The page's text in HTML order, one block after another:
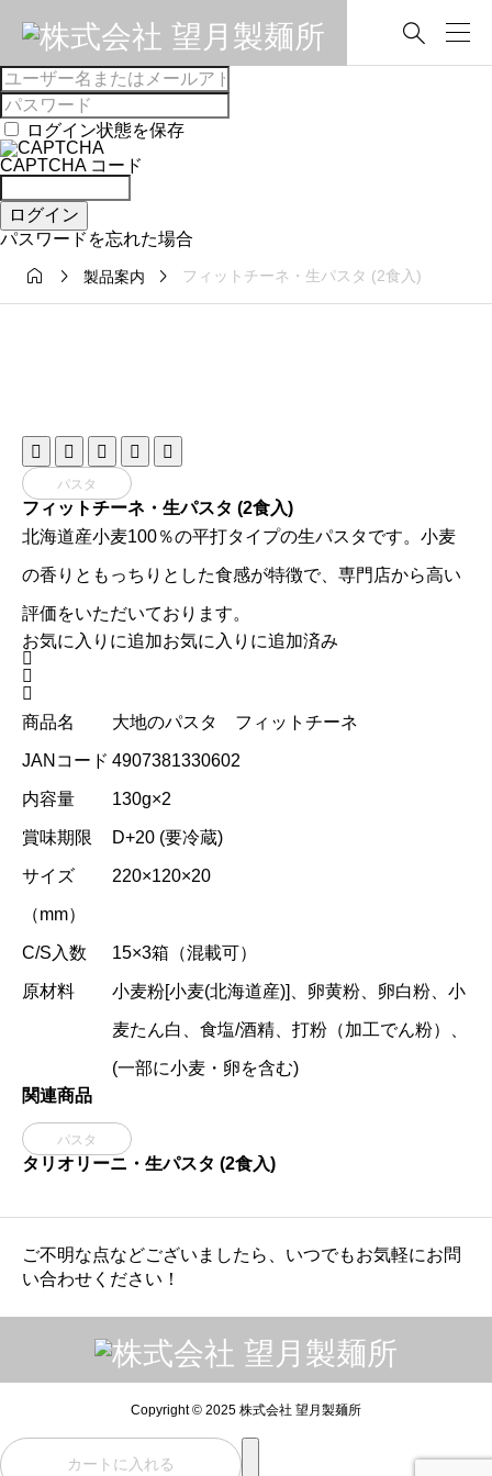

ログイン状態を保存
CAPTCHA コード
ログイン
パスワードを忘れた場合
  製品案内  フィットチーネ・生パスタ (2食入)
    
パスタ
フィットチーネ・生パスタ (2食入)
北海道産小麦100％の平打タイプの生パスタです。小麦
の香りともっちりとした食感が特徴で、専門店から高い
評価をいただいております。
お気に入りに追加お気に入りに追加済み



商品名
大地のパスタ フィットチーネ
JANコード 4907381330602
内容量 130g×2
賞味期限 D+20 (要冷蔵)
サイズ
（mm）
220×120×20
C/S入数 15×3箱（混載可）
原材料 小麦粉[小麦(北海道産)]、卵黄粉、卵白粉、小
麦たん白、食塩/酒精、打粉（加工でん粉）、
(一部に小麦・卵を含む)
関連商品
パスタ
タリオリーニ・生パスタ (2食入)
ご不明な点などございましたら、いつでもお気軽にお問
い合わせください！
Copyright © 2025 株式会社 望月製麺所
カートに入れる